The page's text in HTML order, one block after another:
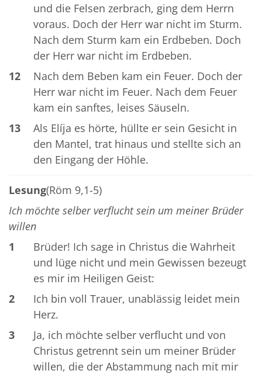
und die Felsen zerbrach, ging dem Herrn
voraus. Doch der Herr war nicht im Sturm.
Nach dem Sturm kam ein Erdbeben. Doch
der Herr war nicht im Erdbeben.
12
Nach dem Beben kam ein Feuer. Doch der
Herr war nicht im Feuer. Nach dem Feuer
kam ein sanftes, leises Säuseln.
13
Als Elíja es hörte, hüllte er sein Gesicht in
den Mantel, trat hinaus und stellte sich an
den Eingang der Höhle.
Lesung(Röm 9,1-5)
Ich möchte selber verflucht sein um meiner Brüder
willen
1
Brüder! Ich sage in Christus die Wahrheit
und lüge nicht und mein Gewissen bezeugt
es mir im Heiligen Geist:
2
Ich bin voll Trauer, unablässig leidet mein
Herz.
3
Ja, ich möchte selber verflucht und von
Christus getrennt sein um meiner Brüder
willen, die der Abstammung nach mit mir